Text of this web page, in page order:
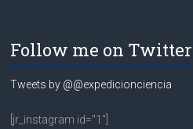
Follow me on Twitter
Tweets by @@expedicionciencia
[jr_instagram id="1"]